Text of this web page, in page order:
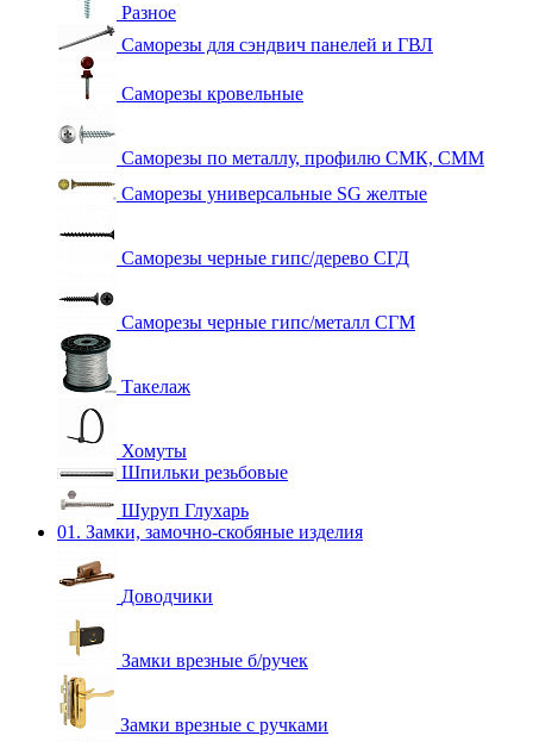
Разное
Саморезы для сэндвич панелей и ГВЛ
Саморезы кровельные
Саморезы по металлу, профилю СМК, СММ
Саморезы универсальные SG желтые
Саморезы черные гипс/дерево СГД
Саморезы черные гипс/металл СГМ
Такелаж
Хомуты
Шпильки резьбовые
Шуруп Глухарь
01. Замки, замочно-скобяные изделия
Доводчики
Замки врезные б/ручек
Замки врезные с ручками